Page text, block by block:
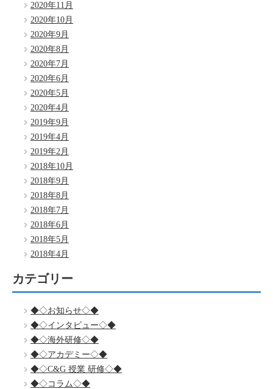
2020年11月
2020年10月
2020年9月
2020年8月
2020年7月
2020年6月
2020年5月
2020年4月
2019年9月
2019年4月
2019年2月
2018年10月
2018年9月
2018年8月
2018年7月
2018年6月
2018年5月
2018年4月
カテゴリー
◆◇お知らせ◇◆
◆◇インタビュー◇◆
◆◇海外研修◇◆
◆◇アカデミー◇◆
◆◇C&G 授業 研修◇◆
◆◇コラム◇◆